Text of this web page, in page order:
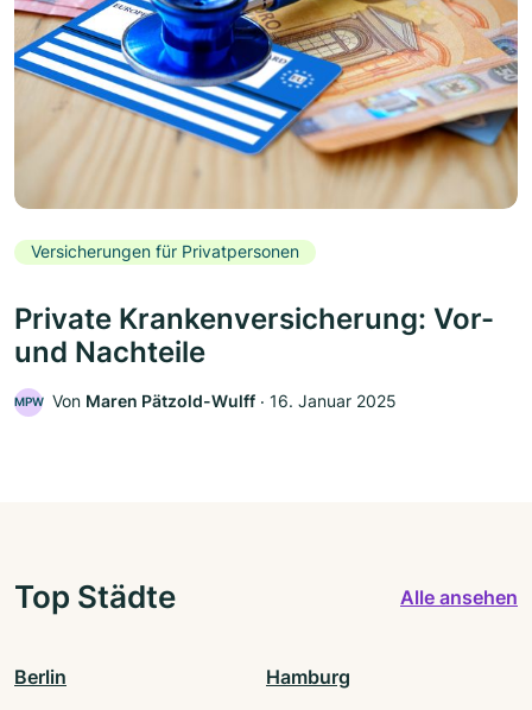
Versicherungen für Privatpersonen
Private Krankenversicherung: Vor-
und Nachteile
MPW Von Maren Pätzold-Wulff ‧ 16. Januar 2025
Top Städte Alle ansehen
Berlin Hamburg